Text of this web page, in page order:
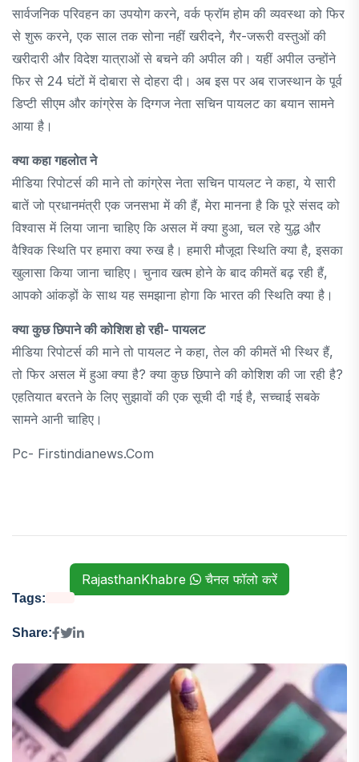
सार्वजनिक परिवहन का उपयोग करने, वर्क फ्रॉम होम की व्यवस्था को फिर
से शुरू करने, एक साल तक सोना नहीं खरीदने, गैर-जरूरी वस्तुओं की
खरीदारी और विदेश यात्राओं से बचने की अपील की। यहीं अपील उन्होंने
फिर से 24 घंटों में दोबारा से दोहरा दी। अब इस पर अब राजस्थान के पूर्व
डिप्टी सीएम और कांग्रेस के दिग्गज नेता सचिन पायलट का बयान सामने
आया है।
क्या कहा गहलोत ने
मीडिया रिपोटर्स की माने तो कांग्रेस नेता सचिन पायलट ने कहा, ये सारी
बातें जो प्रधानमंत्री एक जनसभा में की हैं, मेरा मानना है कि पूरे संसद को
विश्वास में लिया जाना चाहिए कि असल में क्या हुआ, चल रहे युद्ध और
वैश्विक स्थिति पर हमारा क्या रुख है। हमारी मौजूदा स्थिति क्या है, इसका
खुलासा किया जाना चाहिए। चुनाव खत्म होने के बाद कीमतें बढ़ रही हैं,
आपको आंकड़ों के साथ यह समझाना होगा कि भारत की स्थिति क्या है।
क्या कुछ छिपाने की कोशिश हो रही- पायलट
मीडिया रिपोटर्स की माने तो पायलट ने कहा, तेल की कीमतें भी स्थिर हैं,
तो फिर असल में हुआ क्या है? क्या कुछ छिपाने की कोशिश की जा रही है?
एहतियात बरतने के लिए सुझावों की एक सूची दी गई है, सच्चाई सबके
सामने आनी चाहिए।
Pc- Firstindianews.com
RajasthanKhabre चैनल फॉलो करें
Tags:
Share: